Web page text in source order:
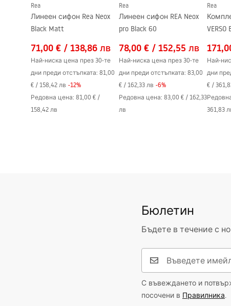
Регулиране на профили
990-1010
Комплект уплътнители
Възможност за монтаж без душ-
корито
Да
Гаранция 24 месеца
Rea
Линеен сифон Rea Neox
Black Matt
71,00 € / 138,86 лв
Най-ниска цена през 30-те
дни преди отстъпката: 81,00
€ / 158,42 лв -12%
Редовна цена: 81,00 € /
158,42 лв
Rea
Линеен сифон REA Neox
pro Black 60
78,00 € / 152,55 лв
Най-ниска цена през 30-те
дни преди отстъпката: 83,00
€ / 162,33 лв -6%
Редовна цена: 83,00 € / 162,33
лв
Rea
VERSO
Най-
дни
€ /
361,83
Бюлетин
Бъдете в течение с
С въвеждането и
посочени в Правилника.